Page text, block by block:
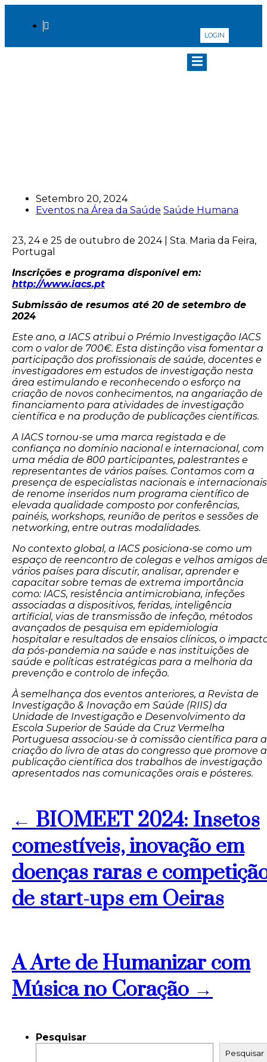
LOGIN
Setembro 20, 2024
Eventos na Área da Saúde Saúde Humana
23, 24 e 25 de outubro de 2024 | Sta. Maria da Feira,
Portugal
Inscrições e programa disponível em:
http://www.iacs.pt
Submissão de resumos até 20 de setembro de
2024
Este ano, a IACS atribui o Prémio Investigação IACS
com o valor de 700€. Esta distinção visa fomentar a
participação dos profissionais de saúde, docentes e
investigadores em estudos de investigação nesta
área estimulando e reconhecendo o esforço na
criação de novos conhecimentos, na angariação de
financiamento para atividades de investigação
científica e na produção de publicações científicas.
A IACS tornou-se uma marca registada e de
confiança no domínio nacional e internacional, com
uma média de 800 participantes, palestrantes e
representantes de vários países. Contamos com a
presença de especialistas nacionais e internacionais
de renome inseridos num programa científico de
elevada qualidade composto por conferências,
painéis, workshops, reunião de peritos e sessões de
networking, entre outras modalidades.
No contexto global, a IACS posiciona-se como um
espaço de reencontro de colegas e velhos amigos
vários países para discutir, analisar, aprender e
capacitar sobre temas de extrema importância
como: IACS, resistência antimicrobiana, infeções
associadas a dispositivos, feridas, inteligência
artificial, vias de transmissão de infeção, métodos
avançados de pesquisa em epidemiologia
hospitalar e resultados de ensaios clínicos, o
da pós-pandemia na saúde e nas instituições de
saúde e políticas estratégicas para a melhoria da
prevenção e controlo de infeção.
À semelhança dos eventos anteriores, a Revista de
Investigação & Inovação em Saúde (RIIS) da
Unidade de Investigação e Desenvolvimento da
Escola Superior de Saúde da Cruz Vermelha
Portuguesa associou-se à comissão científica para a
criação do livro de atas do congresso que promove a
publicação científica dos trabalhos de investigação
apresentados nas comunicações orais e pósteres.
← BIOMEET 2024: Insetos
comestíveis, inovação em
doenças raras e
de start-ups em Oeiras
A Arte de Humanizar com
Música no Coração →
Pesquisar
Pesquisar